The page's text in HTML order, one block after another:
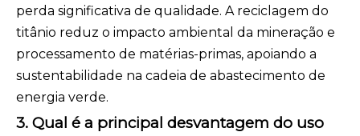
perda significativa de qualidade. A reciclagem do
titânio reduz o impacto ambiental da mineração e
processamento de matérias-primas, apoiando a
sustentabilidade na cadeia de abastecimento de
energia verde.
3. Qual é a principal desvantagem do uso